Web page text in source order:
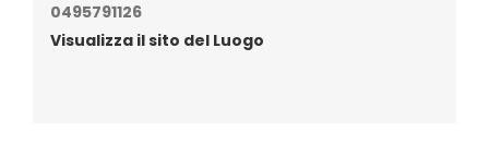
0495791126
Visualizza il sito del Luogo